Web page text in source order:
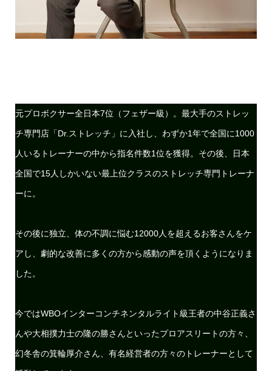
元プロボクサー全日本7位（フェザー級）。最大手のストレッ
チ専門店「Dr.ストレッチ」に入社し、わずか1年で全国に1000
人いるトレーナーの中から指名件数1位を獲得。その後、日本
全国で15人しかいない最上位クラスのストレッチ専門トレーナ
ーに。
その後に独立、体の不調に悩む12000人を超えるお客さんをケ
アし、劇的な改善に多くの方から感動の声を頂くようになりま
した。
今ではWBOインターコンチネンタルライト級王者の中谷正義さ
んや大相撲力士の隆の勝さんといったプロアスリートの方々、
幻冬舎の箕輪厚介さん、有名経営者の方々のトレーナーとして